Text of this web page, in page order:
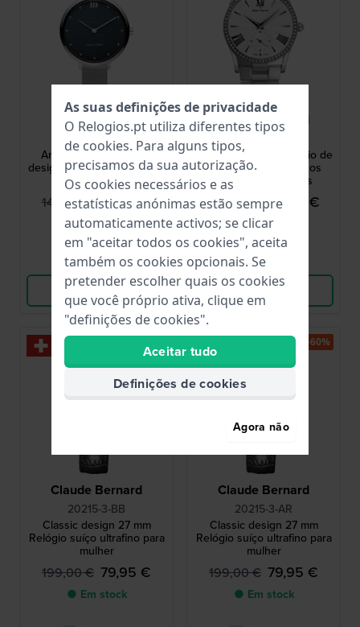
Danish Design
IV69Q1218
Amelia 33 mm Relógio
design quartzo para mulher
149,00 € 84,95 €
● Em stock
Comparar
Ver produto
Claude Bernard
23092-3P-AIN
Classic 32.5 mm Relógio de
quartzo com pequenos
segundos e cristais
329,00 € 99,95 €
● Em stock
Comparar
Ver produto
Claude Bernard
20215-3-BB
Classic design 27 mm
Relógio suíço ultrafino para
mulher
199,00 € 79,95 €
● Em stock
Claude Bernard
20215-3-AR
Classic design 27 mm
Relógio suíço ultrafino para
mulher
199,00 € 79,95 €
● Em stock
-60%
As suas definições de privacidade
O Relogios.pt utiliza diferentes tipos
de cookies. Para alguns tipos,
precisamos da sua autorização.
Os cookies necessários e as
estatísticas anónimas estão sempre
automaticamente activos; se clicar
em "aceitar todos os cookies", aceita
também os cookies opcionais. Se
pretender escolher quais os cookies
que você próprio ativa, clique em
"definições de cookies".
Aceitar tudo
Definições de cookies
Agora não